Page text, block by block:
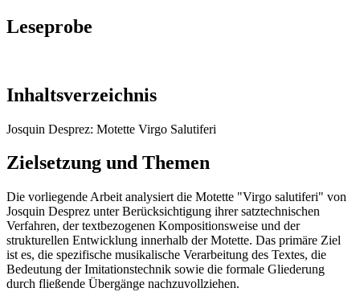
Leseprobe
Inhaltsverzeichnis
Josquin Desprez: Motette Virgo Salutiferi
Zielsetzung und Themen
Die vorliegende Arbeit analysiert die Motette "Virgo salutiferi" von
Josquin Desprez unter Berücksichtigung ihrer satztechnischen
Verfahren, der textbezogenen Kompositionsweise und der
strukturellen Entwicklung innerhalb der Motette. Das primäre Ziel
ist es, die spezifische musikalische Verarbeitung des Textes, die
Bedeutung der Imitationstechnik sowie die formale Gliederung
durch fließende Übergänge nachzuvollziehen.